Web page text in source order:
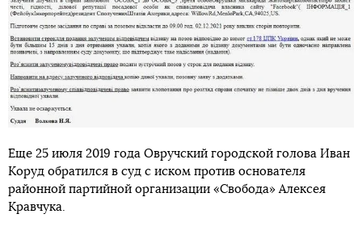
Еще 25 июля 2019 года Овручский городской голова Иван
Коруд обратился в суд с иском против основателя
районной партийной организации «Свобода» Алексея
Кравчука.